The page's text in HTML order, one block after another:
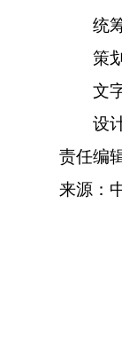
统筹
策划
文字
设计
责任编
来源：